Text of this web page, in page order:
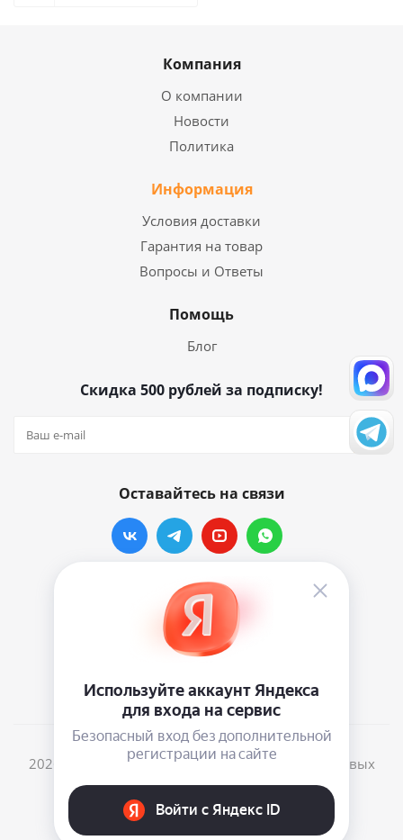
Компания
О компании
Новости
Политика
Информация
Условия доставки
Гарантия на товар
Вопросы и Ответы
Помощь
Блог
Скидка 500 рублей за подписку!
Оставайтесь на связи
Наши контакты
info@vinylmarkt.ru
2026 © Винилмаркт - интернет-магазин виниловых
пластинок